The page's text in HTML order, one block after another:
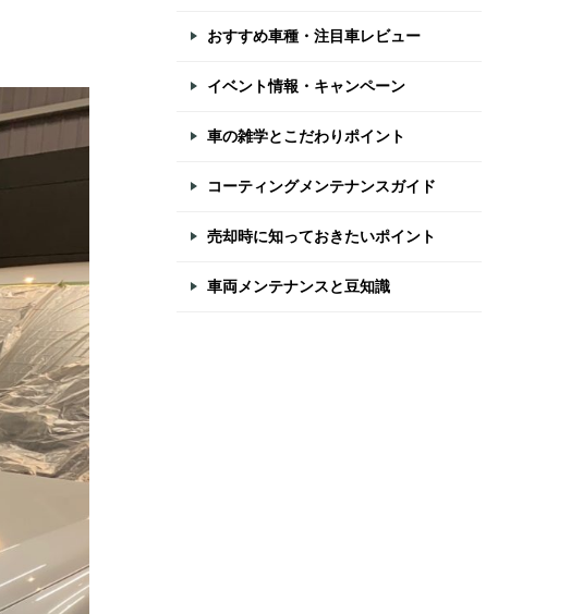
おすすめ車種・注目車レビュー
イベント情報・キャンペーン
車の雑学とこだわりポイント
コーティングメンテナンスガイド
売却時に知っておきたいポイント
車両メンテナンスと豆知識